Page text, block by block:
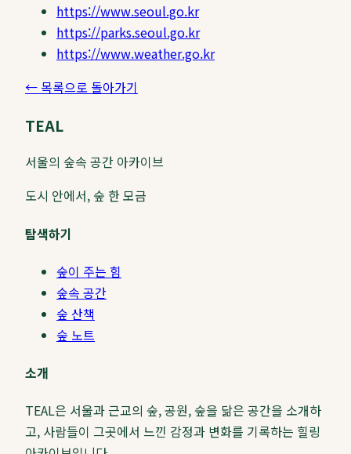
https://www.seoul.go.kr
https://parks.seoul.go.kr
https://www.weather.go.kr
← 목록으로 돌아가기
TEAL
서울의 숲속 공간 아카이브
도시 안에서, 숲 한 모금
탐색하기
숲이 주는 힘
숲속 공간
숲 산책
숲 노트
소개
TEAL은 서울과 근교의 숲, 공원, 숲을 닮은 공간을 소개하
고, 사람들이 그곳에서 느낀 감정과 변화를 기록하는 힐링